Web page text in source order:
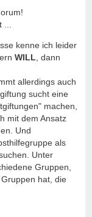
kenne ich leider
WILL , dann
allerdings auch
sucht eine
machen,
mit dem Ansatz
Und
als
Unter
Gruppen,
hat, die